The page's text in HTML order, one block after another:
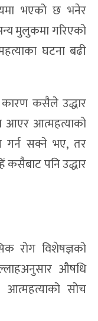
भएको छ भनेर
मुलुकमा गरिएको
घटना बढी
कारण कसैले उद्धार
आएर आत्महत्याको
सक्ने भए, तर
कसैबाट पनि उद्धार
रोग विशेषज्ञको
औषधि
सोच